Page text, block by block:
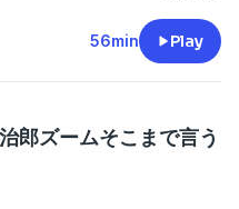
カー連盟と、UEFA＝ヨ
方』
金子達仁さん）
金子達仁
for privacy information.
56min Play
郎ズームそこまで言う